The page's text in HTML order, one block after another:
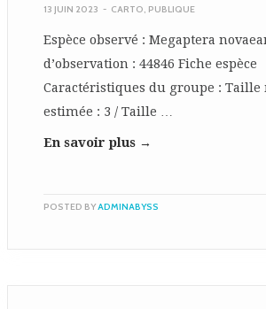
13 JUIN 2023 - CARTO, PUBLIQUE
Espèce observé : Megaptera
d’observation : 44846 Fiche espèce
Caractéristiques du groupe :
estimée : 3 / Taille …
En savoir plus →
POSTED BYADMINABYSS